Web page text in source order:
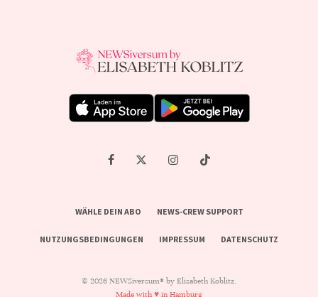
WÄHLE DEIN ABO NEWS-CREW SUPPORT
NUTZUNGSBEDINGUNGEN IMPRESSUM DATENSCHUTZ
© 2026 NEWSiversum® by Elisabeth Koblitz.
Made with ♥ in Hamburg